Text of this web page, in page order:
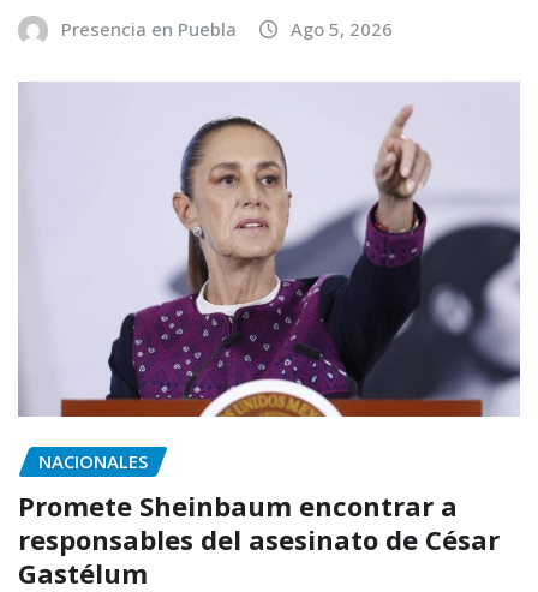
Presencia en Puebla Ago 5, 2026
NACIONALES
Promete Sheinbaum encontrar a
responsables del asesinato de César
Gastélum